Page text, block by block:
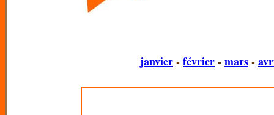
janvier-février-mars-